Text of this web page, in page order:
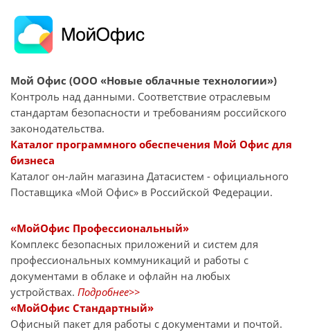
Мой Офис (ООО «Новые облачные технологии»)
Контроль над данными. Соответствие отраслевым
стандартам безопасности и требованиям российского
законодательства.
Каталог программного обеспечения Мой Офис для
бизнеса
Каталог он-лайн магазина Датасиcтем - официального
Поставщика «Мой Офис» в Российской Федерации.
«МойОфис Профессиональный»
Комплекс безопасных приложений и систем для
профессиональных коммуникаций и работы с
документами в облаке и офлайн на любых
устройствах. Подробнее>>
«МойОфис Стандартный»
Офисный пакет для работы с документами и почтой.